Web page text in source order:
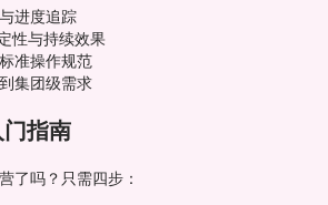
进度追踪
性与持续效果
准操作规范
集团级需求
指南
了吗？只需四步：